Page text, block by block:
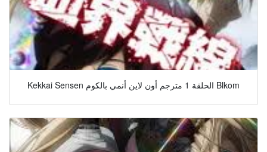
Kekkai Sensen الحلقة 1 مترجم أون لاين أنمي بالكوم Blkom